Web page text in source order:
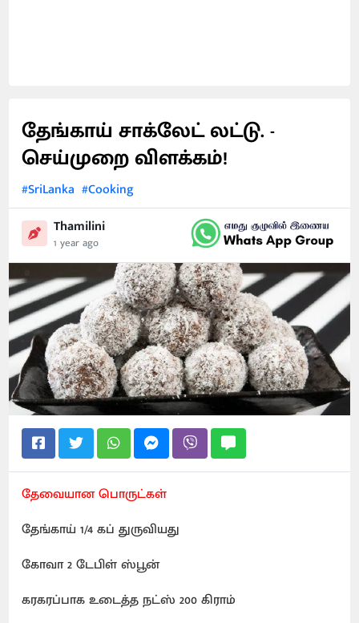
தேங்காய் சாக்லேட் லட்டு. -
செய்முறை விளக்கம்!
#SriLanka #Cooking
Thamilini
1 year ago
தேவையான பொருட்கள்
தேங்காய் 1/4 கப் துருவியது
கோவா 2 டேபிள் ஸ்பூன்
கரகரப்பாக உடைத்த நட்ஸ் 200 கிராம்